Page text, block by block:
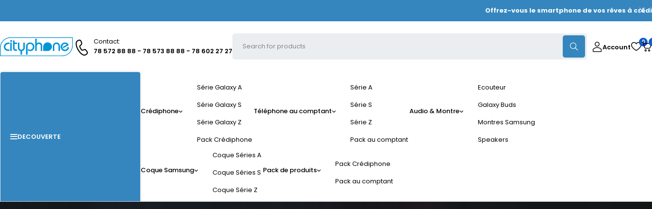
Offrez-vous le smartphone de vos rêves à crédit
Contact:
78 572 88 88 - 78 573 88 88 - 78 602 27 27
Account
0
DECOUVERTE
Crédiphone
Série Galaxy A
Série Galaxy S
Série Galaxy Z
Pack Crédiphone
Téléphone au comptant
Série A
Série S
Série Z
Pack au comptant
Audio & Montre
Ecouteur
Galaxy Buds
Montres Samsung
Speakers
Coque Samsung
Coque Séries A
Coque Séries S
Coque Série Z
Pack de produits
Pack Crédiphone
Pack au comptant